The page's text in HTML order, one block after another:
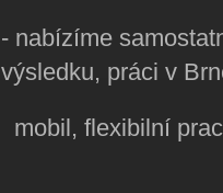
- nabízíme
výsledku, práci v
mobil, flexibilní